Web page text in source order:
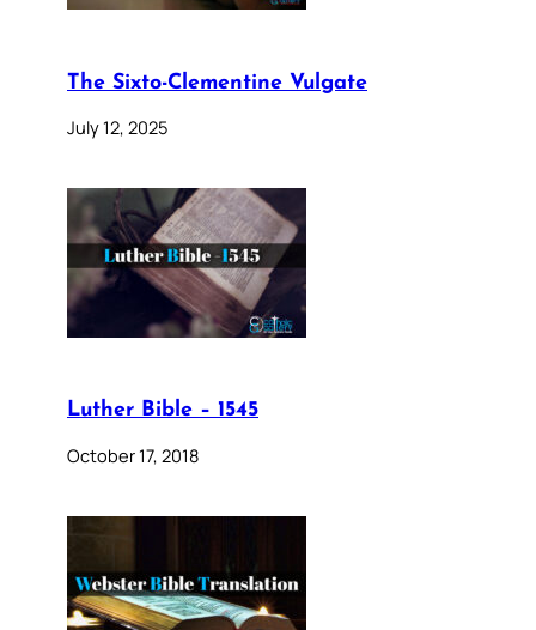
The Sixto-Clementine Vulgate
July 12, 2025
Luther Bible – 1545
October 17, 2018